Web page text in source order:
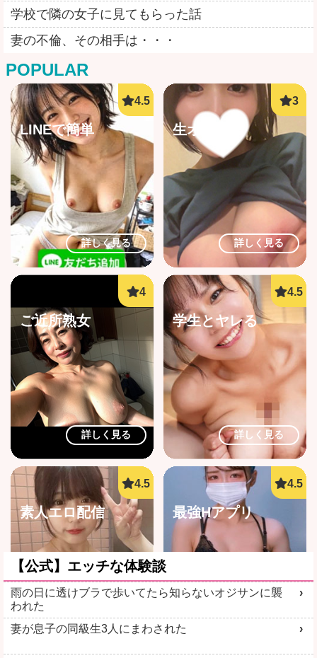
学校で隣の女子に見てもらった話
妻の不倫、その相手は・・・
POPULAR
詳しく見る
LINEで簡単
詳しく見る
生オナ配信
詳しく見る
ご近所熟女
詳しく見る
学生とヤレる
詳しく見る
素人エロ配信 最強Hアプリ
【公式】エッチな体験談
雨の日に透けブラで歩いてたら知らないオジサンに襲
われた
妻が息子の同級生3人にまわされた